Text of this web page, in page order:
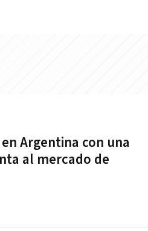
Argentina con una
al mercado de